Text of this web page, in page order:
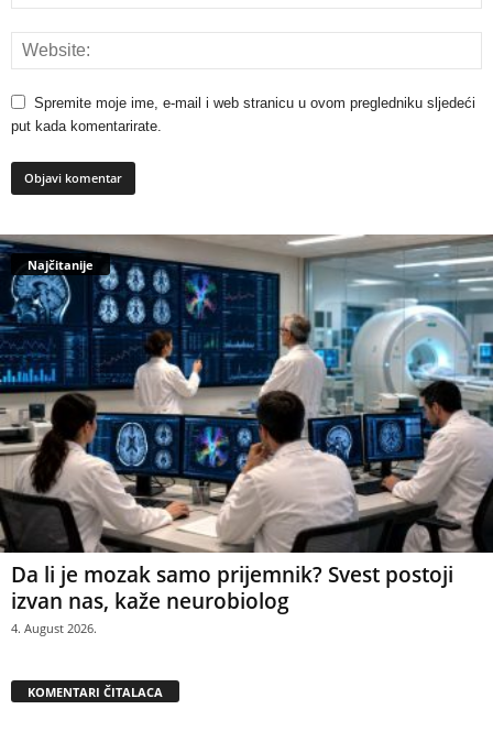
Spremite moje ime, e-mail i web stranicu u ovom pregledniku sljedeći
put kada komentarirate.
Najčitanije
Da li je mozak samo prijemnik? Svest postoji
izvan nas, kaže neurobiolog
4. August 2026.
KOMENTARI ČITALACA